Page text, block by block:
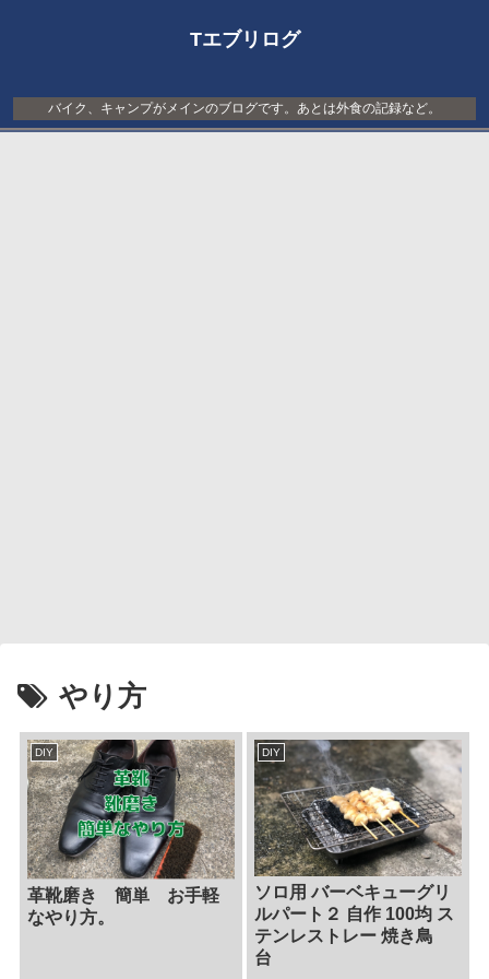
Tエブリログ
バイク、キャンプがメインのブログです。あとは外食の記録など。
やり方
DIY
革靴磨き 簡単 お手軽
なやり方。
DIY
ソロ用 バーベキューグリ
ルパート２ 自作 100均 ス
テンレストレー 焼き鳥
台